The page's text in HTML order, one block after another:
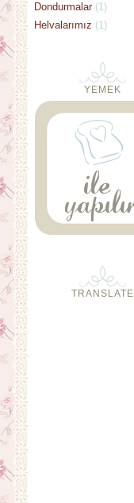
Dondurmalar (1)
Helvalarımız (1)
YEMEK
TRANSLATE